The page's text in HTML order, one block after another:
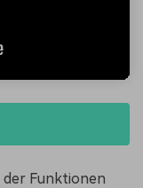
der Funktionen